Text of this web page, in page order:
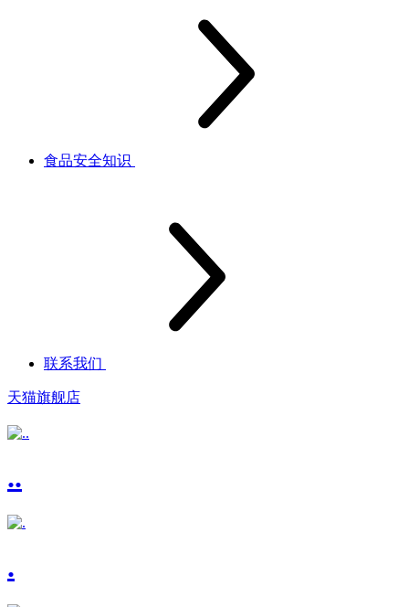
食品安全知识
联系我们
天猫旗舰店
..
.